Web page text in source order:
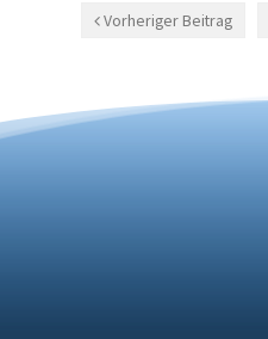
Vorheriger Beitrag